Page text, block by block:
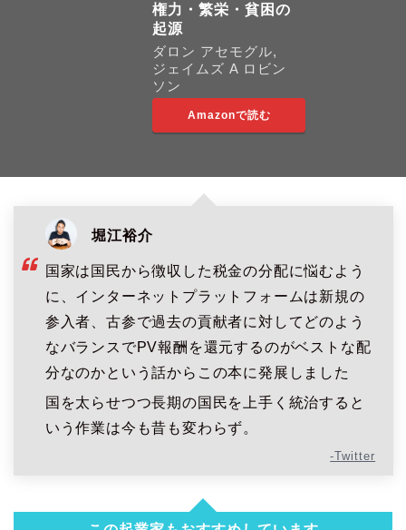
権力・繁栄・貧困の
起源
ダロン アセモグル,
ジェイムズ A ロビン
ソン
Amazonで読む
堀江裕介
国家は国民から徴収した税金の分配に悩むよう
に、インターネットプラットフォームは新規の
参入者、古参で過去の貢献者に対してどのよう
なバランスでPV報酬を還元するのがベストな配
分なのかという話からこの本に発展しました
国を太らせつつ長期の国民を上手く統治すると
いう作業は今も昔も変わらず。
-Twitter